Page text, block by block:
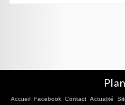
Accueil Facebook Contact Actualité